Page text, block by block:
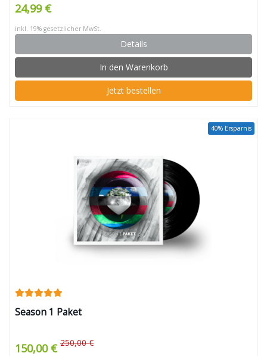
24,99 €
inkl. 19% gesetzlicher MwSt.
Details
In den Warenkorb
Jetzt bestellen
40% Ersparnis
Season 1 Paket
150,00 € 250,00 €